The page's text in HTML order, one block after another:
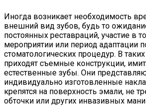
Иногда возникает необходимость
внешний вид зубов, будь то
постоянных реставраций, участие в
мероприятии или период адаптации
стоматологических процедур. В
приходят съемные конструкции,
естественные зубы. Они
индивидуально изготовленные
крепятся на поверхность эмали, не
обточки или других инвазивных